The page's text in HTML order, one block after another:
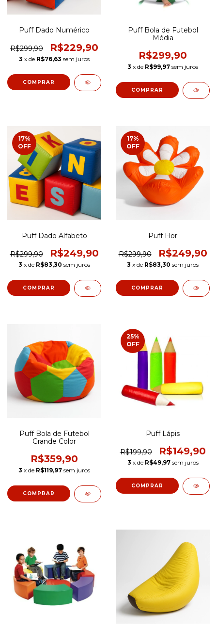
Puff Dado Numérico
R$299,90 R$229,90
3 x de R$76,63 sem juros
COMPRAR
Puff Bola de Futebol
Média
R$299,90
3 x de R$99,97 sem juros
COMPRAR
17%
OFF
Puff Dado Alfabeto
R$299,90 R$249,90
3 x de R$83,30 sem juros
COMPRAR
17%
OFF
Puff Flor
R$299,90 R$249,90
3 x de R$83,30 sem juros
COMPRAR
Puff Bola de Futebol
Grande Color
R$359,90
3 x de R$119,97 sem juros
COMPRAR
25%
OFF
Puff Lápis
R$199,90 R$149,90
3 x de R$49,97 sem juros
COMPRAR